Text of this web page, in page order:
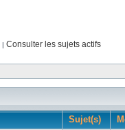
| Consulter les sujets actifs
Sujet(s)